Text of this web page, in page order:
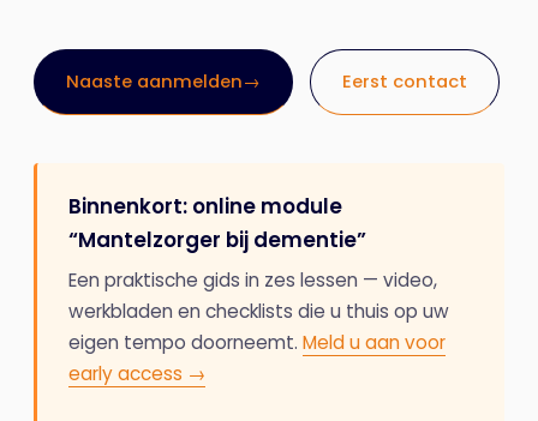
Naaste aanmelden→ Eerst contact
Binnenkort: online module
“Mantelzorger bij dementie”
Een praktische gids in zes lessen — video,
werkbladen en checklists die u thuis op uw
eigen tempo doorneemt. Meld u aan voor
early access →